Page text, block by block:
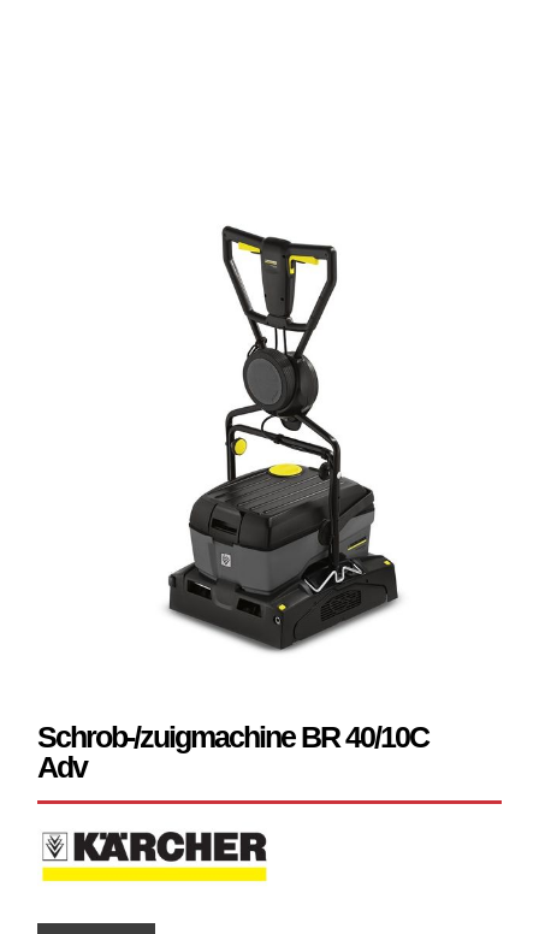
Schrob-/zuigmachine BR 40/10C
Adv